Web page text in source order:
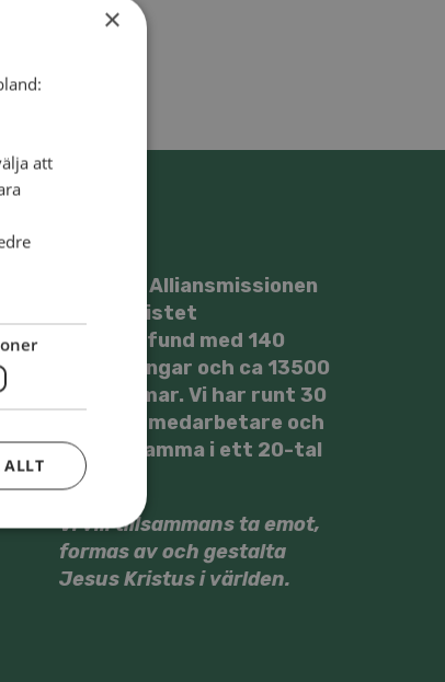
Svenska Alliansmissionen
är ett kristet
trossamfund med 140
församlingar och ca 13500
medlemmar. Vi har runt 30
utsända medarbetare och
är verksamma i ett 20-tal
länder.
Vi vill tillsammans ta emot,
formas av och gestalta
Jesus Kristus i världen.
×
att
ALLT